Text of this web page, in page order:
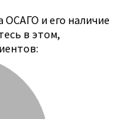
ОСАГО и его наличие
в этом,